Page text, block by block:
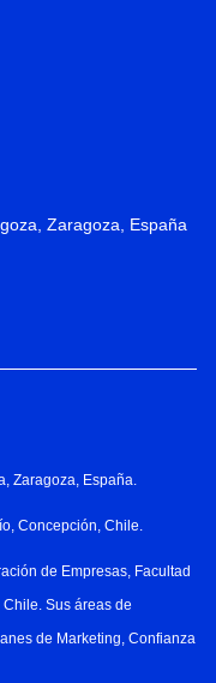
Zaragoza, España.
Concepción, Chile.
de Empresas, Facultad
Sus áreas de
de Marketing, Confianza
Zaragoza, España